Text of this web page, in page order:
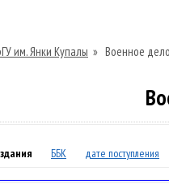
им. Янки Купалы » Военное
ББК дате поступления